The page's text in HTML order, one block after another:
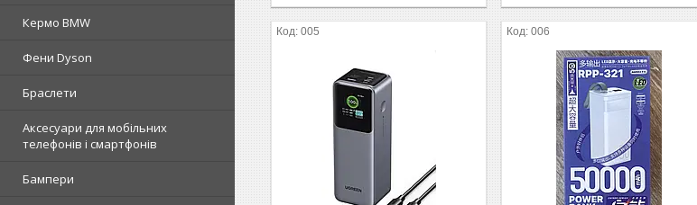
Кермо BMW
Фени Dyson
Браслети
Аксесуари для мобільних
телефонів і смартфонів
Бампери
005 006